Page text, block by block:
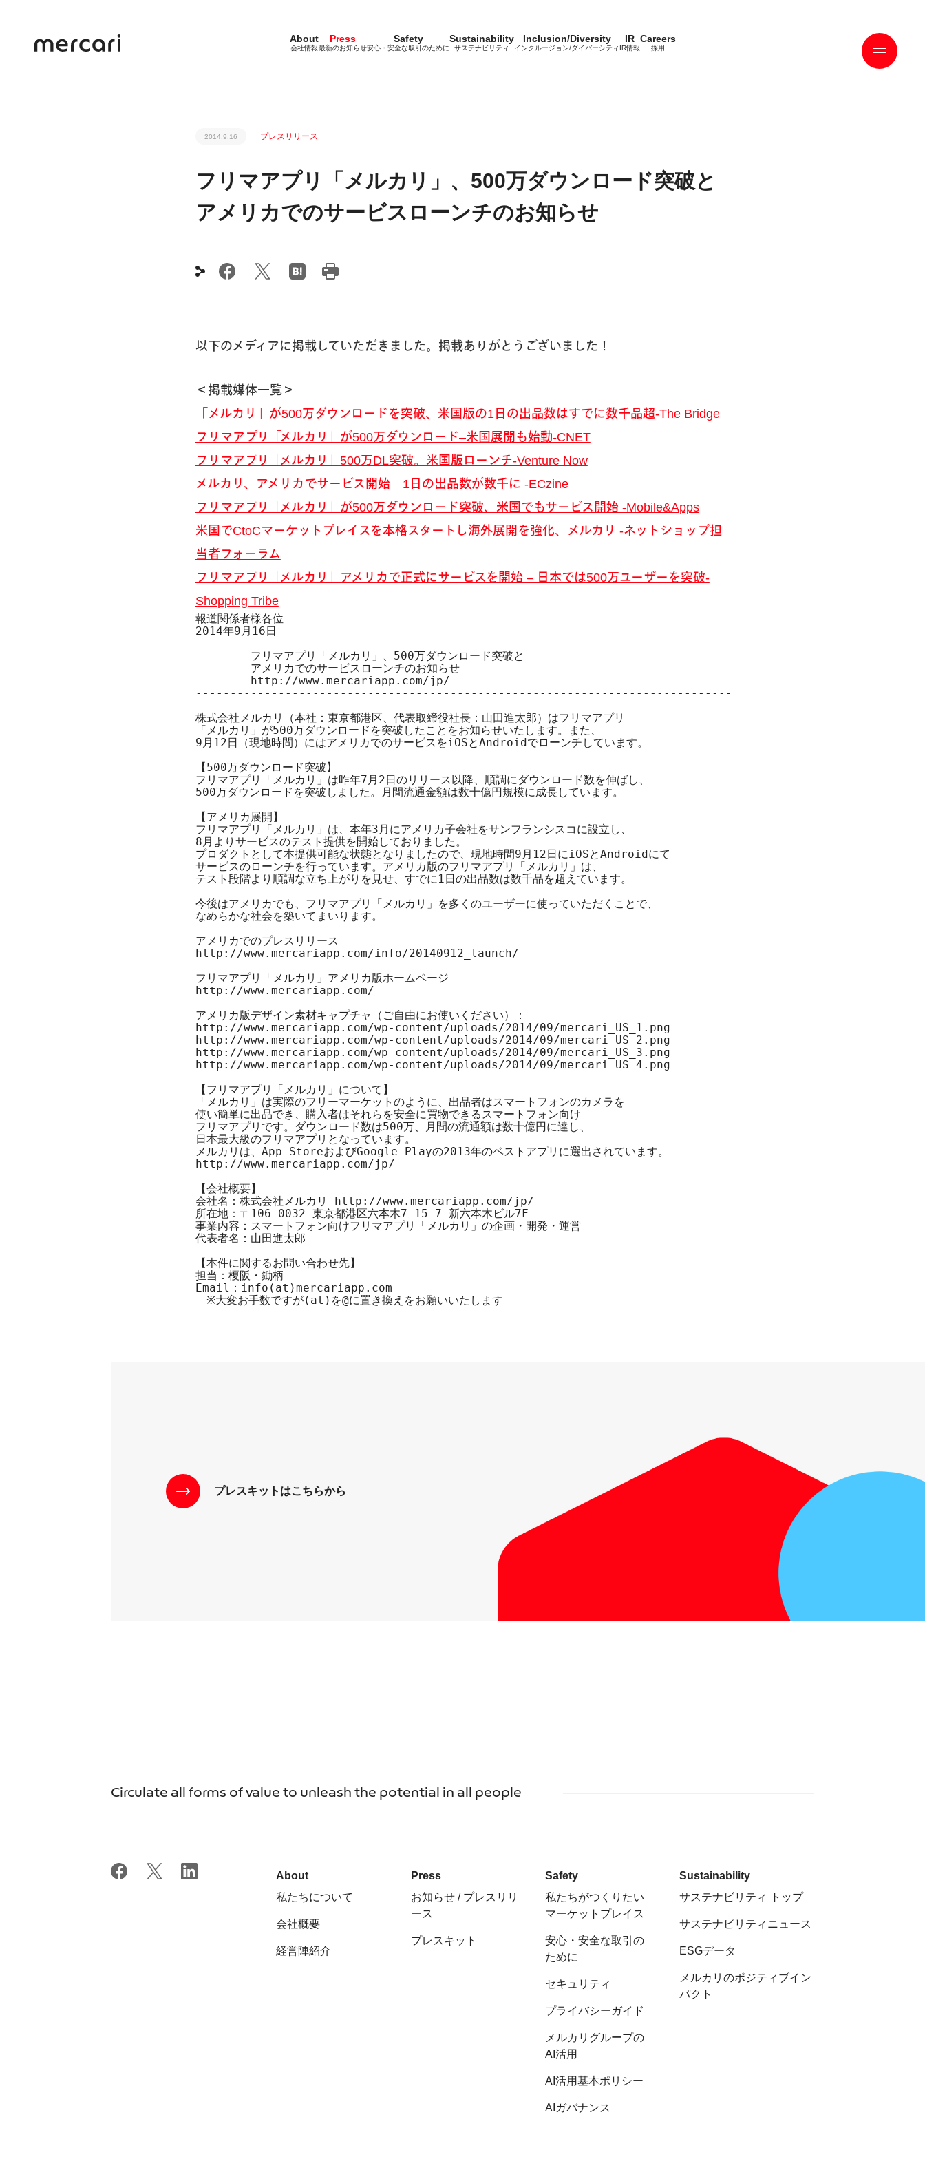
About
会社情報
Press
最新のお知らせ
Safety
安心・安全な取引のために
Sustainability
サステナビリティ
Inclusion/Diversity
インクルージョン/ダイバーシティ
IR
IR情報
Careers
採用
2014.9.16 プレスリリース
フリマアプリ「メルカリ」、500万ダウンロード突破と
アメリカでのサービスローンチのお知らせ
以下のメディアに掲載していただきました。掲載ありがとうございました！
＜掲載媒体一覧＞
「メルカリ」が500万ダウンロードを突破、米国版の1日の出品数はすでに数千品超-The Bridge
フリマアプリ「メルカリ」が500万ダウンロード–米国展開も始動-CNET
フリマアプリ「メルカリ」500万DL突破。米国版ローンチ-Venture Now
メルカリ、アメリカでサービス開始 1日の出品数が数千に -ECzine
フリマアプリ「メルカリ」が500万ダウンロード突破、米国でもサービス開始 -Mobile&Apps
米国でCtoCマーケットプレイスを本格スタートし海外展開を強化、メルカリ -ネットショップ担
当者フォーラム
フリマアプリ「メルカリ」アメリカで正式にサービスを開始 – 日本では500万ユーザーを突破-
Shopping Tribe
報道関係者様各位
2014年9月16日
---------------------------------------------------------------------------------------
フリマアプリ「メルカリ」、500万ダウンロード突破と
アメリカでのサービスローンチのお知らせ
http://www.mercariapp.com/jp/
---------------------------------------------------------------------------------------
株式会社メルカリ（本社：東京都港区、代表取締役社長：山田進太郎）はフリマアプリ
「メルカリ」が500万ダウンロードを突破したことをお知らせいたします。また、
9月12日（現地時間）にはアメリカでのサービスをiOSとAndroidでローンチしています。
【500万ダウンロード突破】
フリマアプリ「メルカリ」は昨年7月2日のリリース以降、順調にダウンロード数を伸ばし、
500万ダウンロードを突破しました。月間流通金額は数十億円規模に成長しています。
【アメリカ展開】
フリマアプリ「メルカリ」は、本年3月にアメリカ子会社をサンフランシスコに設立し、
8月よりサービスのテスト提供を開始しておりました。
プロダクトとして本提供可能な状態となりましたので、現地時間9月12日にiOSとAndroidにて
サービスのローンチを行っています。アメリカ版のフリマアプリ「メルカリ」は、
テスト段階より順調な立ち上がりを見せ、すでに1日の出品数は数千品を超えています。
今後はアメリカでも、フリマアプリ「メルカリ」を多くのユーザーに使っていただくことで、
なめらかな社会を築いてまいります。
http://www.mercariapp.com/info/20140912_launch/
http://www.mercariapp.com/
http://www.mercariapp.com/wp-content/uploads/2014/09/mercari_US_1.png
http://www.mercariapp.com/wp-content/uploads/2014/09/mercari_US_2.png
http://www.mercariapp.com/wp-content/uploads/2014/09/mercari_US_3.png
http://www.mercariapp.com/wp-content/uploads/2014/09/mercari_US_4.png
【フリマアプリ「メルカリ」について】
「メルカリ」は実際のフリーマーケットのように、出品者はスマートフォンのカメラを
使い簡単に出品でき、購入者はそれらを安全に買物できるスマートフォン向け
フリマアプリです。ダウンロード数は500万、月間の流通額は数十億円に達し、
日本最大級のフリマアプリとなっています。
http://www.mercariapp.com/jp/
【会社概要】
会社名：株式会社メルカリ http://www.mercariapp.com/jp/
所在地：〒106-0032 東京都港区六本木7-15-7 新六本木ビル7F
事業内容：スマートフォン向けフリマアプリ「メルカリ」の企画・開発・運営
代表者名：山田進太郎
【本件に関するお問い合わせ先】
担当：榎阪・鋤柄
Email：info(at)mercariapp.com
※大変お手数ですが(at)を@に置き換えをお願いいたします
プレスキットはこちらから
Circulate all forms of value to unleash the potential in all people
About
私たちについて
会社概要
経営陣紹介
Press
お知らせ / プレスリリ
ース
プレスキット
Safety
私たちがつくりたい
マーケットプレイス
安心・安全な取引の
ために
セキュリティ
プライバシーガイド
メルカリグループの
AI活用
AI活用基本ポリシー
AIガバナンス
Sustainability
サステナビリティ トップ
サステナビリティニュース
ESGデータ
メルカリのポジティブイン
パクト